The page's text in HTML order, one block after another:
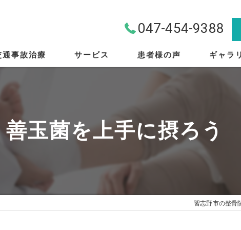
047-454-9388
通事故治療 サービス
スポーツ外傷
骨盤矯正
患者様の声 ギャラ
善玉菌を上手に摂ろう
習志野市の整骨